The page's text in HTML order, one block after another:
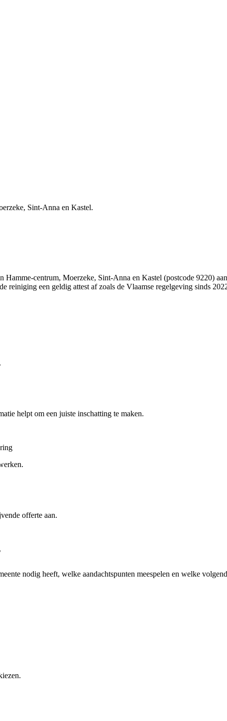
Sint-Anna en Kastel.
centrum, Moerzeke, Sint-Anna en Kastel (postcode 9220)
reiniging een geldig attest af zoals de Vlaamse regelgeving sinds
helpt om een juiste inschatting te maken.
offerte aan.
nodig heeft, welke aandachtspunten meespelen en welke